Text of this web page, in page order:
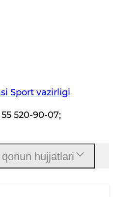
Sport vazirligi
520-90-07;
hujjatlari